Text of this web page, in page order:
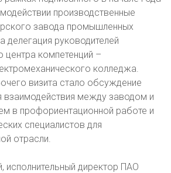
производственные
завода промышленных
делегация руководителей
компетенций –
колледжа.
визита стало обсуждение
взаимодействия между заводом и
в профориентационной работе и
специалистов для
отрасли.
исполнительный директор ПАО